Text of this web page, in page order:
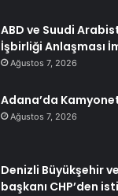
ABD ve Suudi
İşbirliği Anlaşması
Ağustos 7, 2026
Adana’da
Ağustos 7, 2026
Denizli Büyükşehir
başkanı CHP’den